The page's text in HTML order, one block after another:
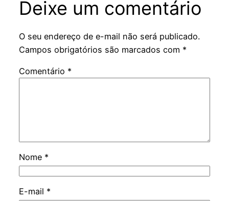
Deixe um comentário
O seu endereço de e-mail não será publicado.
Campos obrigatórios são marcados com *
Comentário *
Nome *
E-mail *